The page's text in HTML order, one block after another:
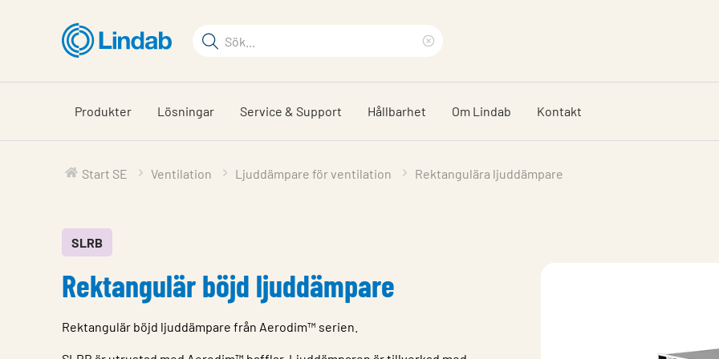
huvudinnehållet
Sökord
på
sajten
sökfras
Produkter Lösningar Service & Support Hållbarhet Om Lindab Kontakt
Start SE Ventilation Ljuddämpare för ventilation Rektangulära ljuddämpare
SLRB
Rektangulär böjd ljuddämpare
Rektangulär böjd ljuddämpare från Aerodim™ serien.